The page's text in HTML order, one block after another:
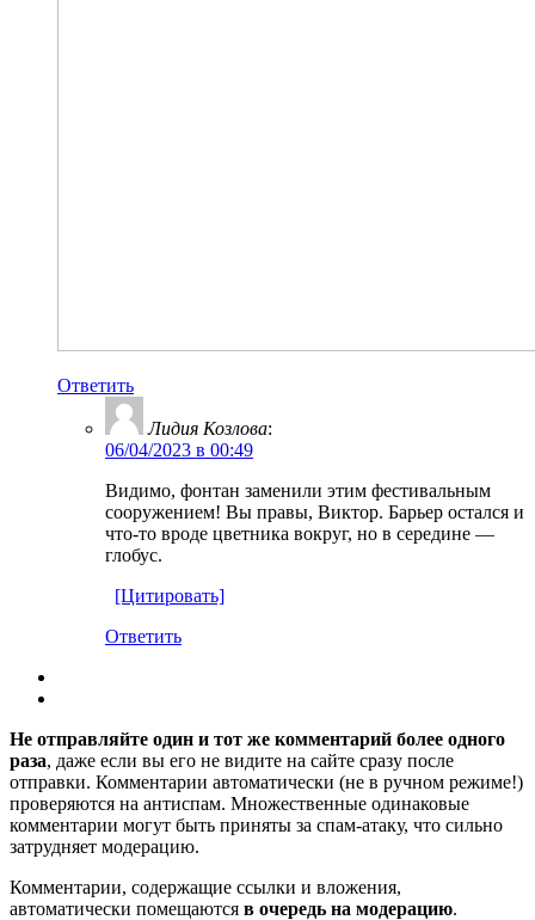
Ответить
Лидия Козлова:
06/04/2023 в 00:49
Видимо, фонтан заменили этим фестивальным
сооружением! Вы правы, Виктор. Барьер остался и
что-то вроде цветника вокруг, но в середине —
глобус.
[Цитировать]
Ответить
Не отправляйте один и тот же комментарий более одного
раза, даже если вы его не видите на сайте сразу после
отправки. Комментарии автоматически (не в ручном режиме!)
проверяются на антиспам. Множественные одинаковые
комментарии могут быть приняты за спам-атаку, что сильно
затрудняет модерацию.
Комментарии, содержащие ссылки и вложения,
автоматически помещаются в очередь на модерацию.